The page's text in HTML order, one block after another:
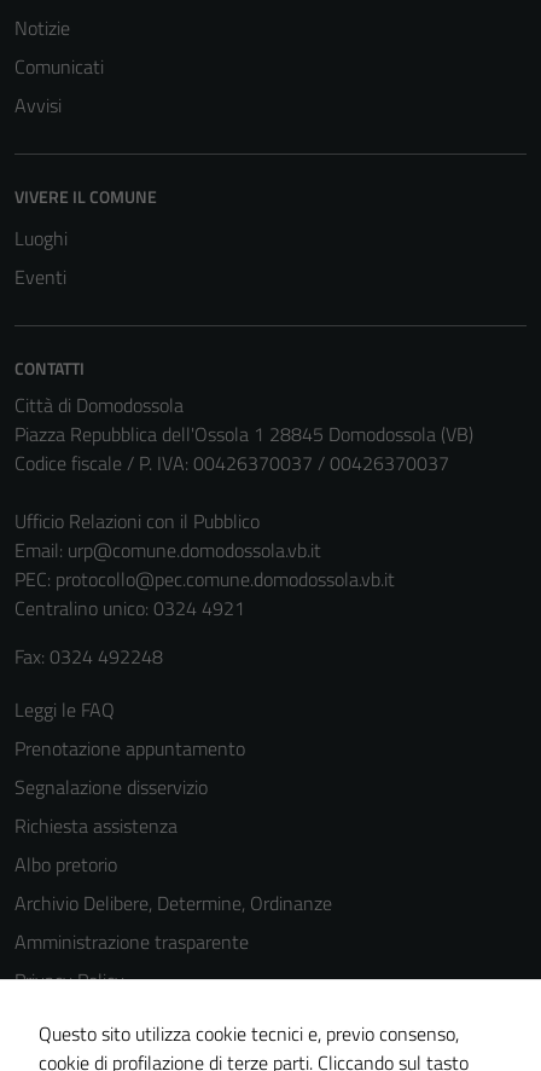
Notizie
Comunicati
Avvisi
VIVERE IL COMUNE
Luoghi
Eventi
CONTATTI
Città di Domodossola
Piazza Repubblica dell'Ossola 1 28845 Domodossola (VB)
Codice fiscale / P. IVA: 00426370037 / 00426370037
Ufficio Relazioni con il Pubblico
Email: urp@comune.domodossola.vb.it
PEC: protocollo@pec.comune.domodossola.vb.it
Centralino unico: 0324 4921
Fax: 0324 492248
Leggi le FAQ
Prenotazione appuntamento
Segnalazione disservizio
Richiesta assistenza
Albo pretorio
Archivio Delibere, Determine, Ordinanze
Amministrazione trasparente
Privacy Policy
Cookie Policy
Note legali
Questo sito utilizza cookie tecnici e, previo consenso,
cookie di profilazione di terze parti. Cliccando sul tasto